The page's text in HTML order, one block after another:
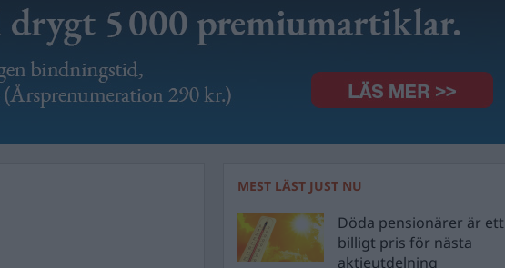
MEST LÄST JUST NU
Döda pensionärer är ett
billigt pris för nästa
aktieutdelning